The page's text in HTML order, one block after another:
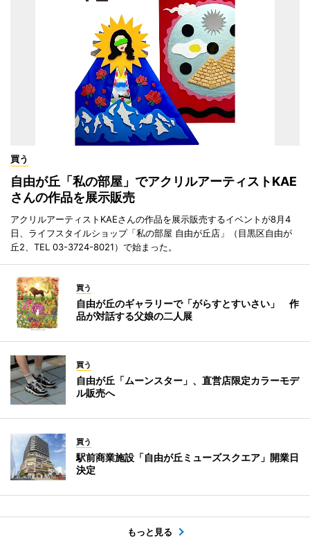
買う
自由が丘「私の部屋」でアクリルアーティストKAE
さんの作品を展示販売
アクリルアーティストKAEさんの作品を展示販売するイベントが8月4
日、ライフスタイルショップ「私の部屋 自由が丘店」（目黒区自由が
丘2、TEL 03-3724-8021）で始まった。
買う
自由が丘のギャラリーで「がらすとすいさい」 作
品が対話する父娘の二人展
買う
自由が丘「ムーンスター」、直営店限定カラーモデ
ル販売へ
買う
駅前商業施設「自由が丘ミューズスクエア」開業日
決定
もっと見る